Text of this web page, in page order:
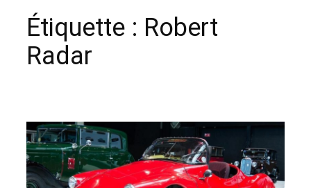
Étiquette : Robert
Radar